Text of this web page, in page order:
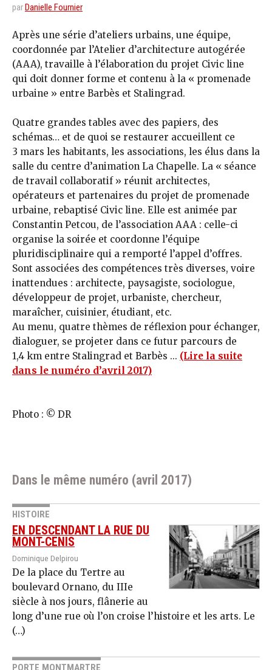
parDanielle Fournier
Après une série d’ateliers urbains, une équipe,
coordonnée par l’Atelier d’architecture autogérée
(AAA), travaille à l’élaboration du projet Civic line
qui doit donner forme et contenu à la « promenade
urbaine » entre Barbès et Stalingrad.
Quatre grandes tables avec des papiers, des
schémas… et de quoi se restaurer accueil­lent ce
3 mars les habitants, les associations, les élus dans la
salle du centre d’animation La Chapelle. La « séance
de travail collaboratif » réunit architectes,
opérateurs et partenaires du projet de promenade
urbaine, rebaptisé Civic line. Elle est animée par
Constantin Petcou, de l’association AAA : celle-ci
organise la soirée et coordonne l’équi­pe
pluridisciplinaire qui a remporté l’appel d’offres.
Sont associées des compétences très diverses, voire
inattendues : architecte, paysagiste, sociologue,
développeur de projet, urbaniste, chercheur,
maraîcher, cuisinier, étudiant, etc.
Au menu, quatre thèmes de ré­flexion pour échanger,
dialoguer, se projeter dans ce futur parcours de
1,4 km entre Stalingrad et Barbès ... (Lire la suite
dans le numéro d’avril 2017)
Photo : © DR
Dans le même numéro (avril 2017)
HISTOIRE
EN DESCENDANT LA RUE DU
MONT-CENIS
Dominique Delpirou
De la place du Tertre au
boulevard Ornano, du IIIe
siècle à nos jours, flânerie au
long d’une rue où l’on croise l’histoire et les arts. Le
(…)
PORTE MONTMARTRE